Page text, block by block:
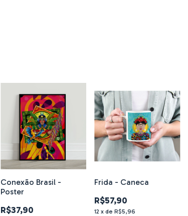
Conexão Brasil -
Poster
R$37,90
Frida - Caneca
R$57,90
12 xdeR$5,96